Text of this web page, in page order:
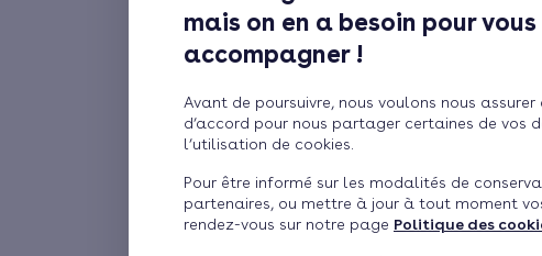
mais on en a besoin pour vous
accompagner !
Avant de poursuivre, nous voulons nous assurer
d’accord pour nous partager certaines de vos
l’utilisation de cookies.
Pour être informé sur les modalités de
partenaires, ou mettre à jour à tout moment
rendez-vous sur notre page Politique des